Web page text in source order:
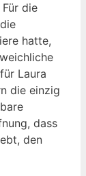
die
hatte,
Laura
die einzig
dass
den